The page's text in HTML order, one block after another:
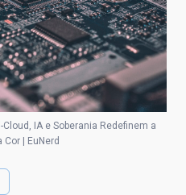
IA e Soberania Redefinem a
| EuNerd